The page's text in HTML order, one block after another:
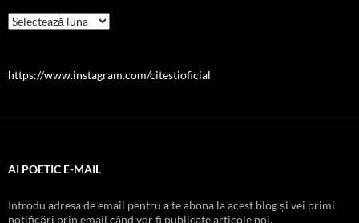
Arhive
https://www.instagram.com/citestioficial
AI POETIC E-MAIL
Introdu adresa de email pentru a te abona la acest blog și vei primi
notificări prin email când vor fi publicate articole noi.